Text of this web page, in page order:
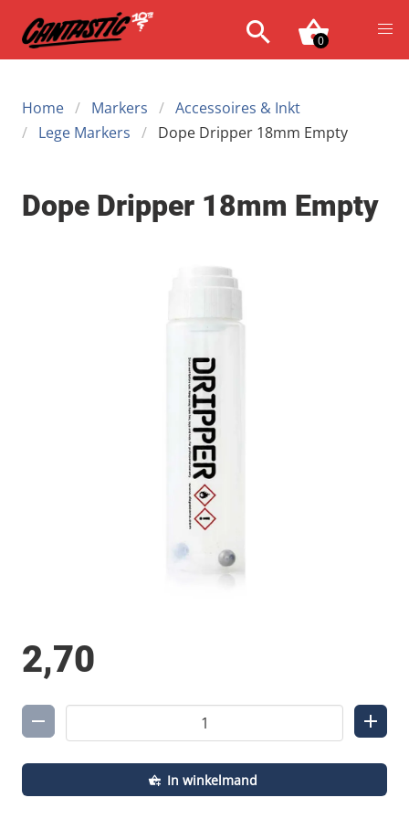
0
Home Markers
Accessoires & Inkt
Lege Markers
Dope Dripper 18mm Empty
Dope Dripper 18mm Empty
2,70
In winkelmand